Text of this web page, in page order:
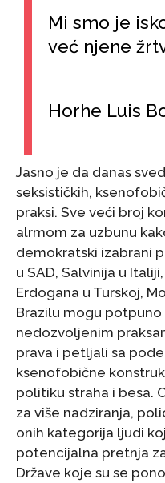
Mi smo je
već njene
Horhe Luis
Jasno je da danas
seksističkih,
praksi. Sve veći broj
alrmom za uzbunu
demokratski izabrani
u SAD, Salvinija u
Erdogana u Turskoj,
Brazilu mogu
nedozvoljenim
prava i petljali sa
ksenofobične
politiku straha i besa.
za više nadziranja,
onih kategorija ljudi
potencijalna pretnja
Države koje su se